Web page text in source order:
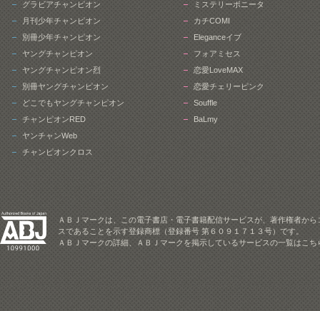
グラビアチャンピオン
月刊少年チャンピオン
別冊少年チャンピオン
ヤングチャンピオン
ヤングチャンピオン烈
別冊ヤングチャンピオン
どこでもヤングチャンピオン
チャンピオンRED
ヤンチャンWeb
チャンピオンクロス
ミステリーボニータ
カチCOMI
Eleganceイブ
フォアミセス
恋愛LoveMAX
恋愛チェリーピンク
Souffle
BaLmy
ＡＢＪマークは、この電子書店・電子書籍配信サービスが、著作権者か
スであることを示す登録商標（登録番号 第６０９１７１３号）です。
ＡＢＪマークの詳細、ＡＢＪマークを掲示しているサービスの一覧はこ